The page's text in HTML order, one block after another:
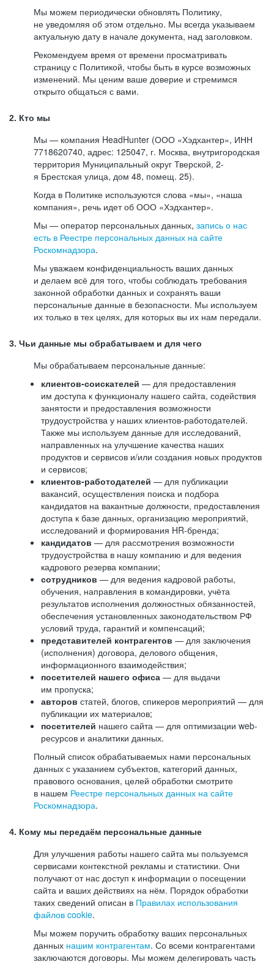
Мы можем периодически обновлять Политику,
не уведомляя об этом отдельно. Мы всегда указываем
актуальную дату в начале документа, над заголовком.
Рекомендуем время от времени просматривать
страницу с Политикой, чтобы быть в курсе возможных
изменений. Мы ценим ваше доверие и стремимся
открыто общаться с вами.
2. Кто мы
Мы — компания HeadHunter (ООО «Хэдхантер», ИНН
7718620740, адрес: 125047, г. Москва, внутригородская
территория Муниципальный округ Тверской, 2-
я Брестская улица, дом 48, помещ. 25).
Когда в Политике используются слова «мы», «наша
компания», речь идет об ООО «Хэдхантер».
Мы — оператор персональных данных, запись о нас
есть в Реестре персональных данных на сайте
Роскомнадзора.
Мы уважаем конфиденциальность ваших данных
и делаем всё для того, чтобы соблюдать требования
законной обработки данных и сохранять ваши
персональные данные в безопасности. Мы используем
их только в тех целях, для которых вы их нам передали.
3. Чьи данные мы обрабатываем и для чего
Мы обрабатываем персональные данные:
клиентов-соискателей — для предоставления
им доступа к функционалу нашего сайта, содействия
занятости и предоставления возможности
трудоустройства у наших клиентов-работодателей.
Также мы используем данные для исследований,
направленных на улучшение качества наших
продуктов и сервисов и/или создания новых продуктов
и сервисов;
клиентов-работодателей — для публикации
вакансий, осуществления поиска и подбора
кандидатов на вакантные должности, предоставления
доступа к базе данных, организацию мероприятий,
исследований и формирования HR-бренда;
кандидатов — для рассмотрения возможности
трудоустройства в нашу компанию и для ведения
кадрового резерва компании;
сотрудников — для ведения кадровой работы,
обучения, направления в командировки, учёта
результатов исполнения должностных обязанностей,
обеспечения установленных законодательством РФ
условий труда, гарантий и компенсаций;
представителей контрагентов — для заключения
(исполнения) договора, делового общения,
информационного взаимодействия;
посетителей нашего офиса — для выдачи
им пропуска;
авторов статей, блогов, спикеров мероприятий — для
публикации их материалов;
посетителей нашего сайта — для оптимизации web-
ресурсов и аналитики данных.
Полный список обрабатываемых нами персональных
данных с указанием субъектов, категорий данных,
правового основания, целей обработки смотрите
в нашем Реестре персональных данных на сайте
Роскомнадзора.
4. Кому мы передаём персональные данные
Для улучшения работы нашего сайта мы пользуемся
сервисами контекстной рекламы и статистики. Они
получают от нас доступ к информации о посещении
сайта и ваших действиях на нём. Порядок обработки
таких сведений описан в Правилах использования
файлов cookie.
Мы можем поручить обработку ваших персональных
данных нашим контрагентам. Со всеми контрагентами
заключаются договоры. Мы можем делегировать часть